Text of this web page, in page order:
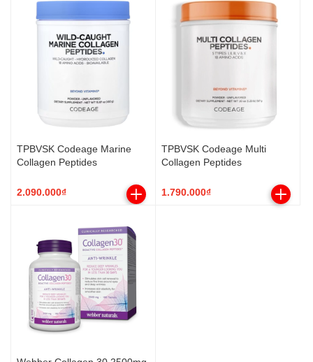
TPBVSK Codeage Marine
Collagen Peptides
2.090.000₫
TPBVSK Codeage Multi
Collagen Peptides
1.790.000₫